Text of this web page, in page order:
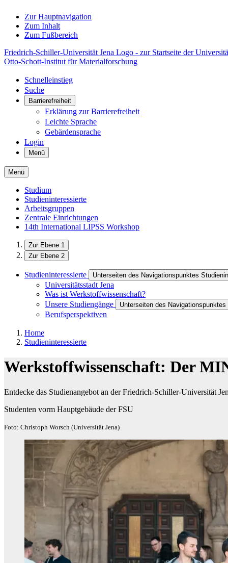
Zur Hauptnavigation
Zum Inhalt
Zum Fußbereich
Friedrich-Schiller-Universität Jena Logo - zur Startseite der
Otto-Schott-Institut für Materialforschung
Schnelleinstieg
Suche
Barrierefreiheit
Erklärung zur Barrierefreiheit
Leichte Sprache
Gebärdensprache
Login
Menü
Menü
Studium
Studieninteressierte
Arbeitsgruppen
Zentrale Einrichtungen
14th International LIPSS Workshop
Zur Ebene 1
Zur Ebene 2
Studieninteressierte Unterseiten des Navigationspunktes
Universitätsstadt Jena
Was ist Werkstoffwissenschaft?
Unsere Studiengänge
Unterseiten des
Berufsperspektiven
Home
Studieninteressierte
Werkstoffwissenschaft: Der
Entdecke das Studienangebot an der Friedrich-Schiller-Universität
Studenten vorm Hauptgebäude der FSU
Foto: Christoph Worsch (Universität Jena)